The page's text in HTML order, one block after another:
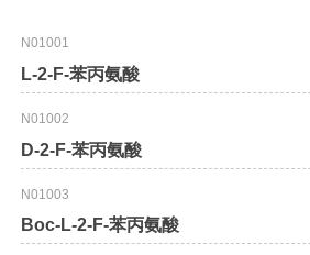
N01001
L-2-F-苯丙氨酸
N01002
D-2-F-苯丙氨酸
N01003
Boc-L-2-F-苯丙氨酸